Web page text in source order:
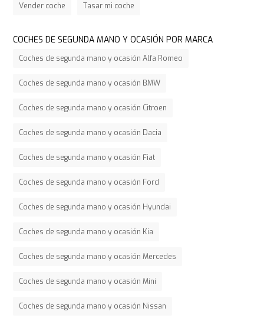
Vender coche Tasar mi coche
COCHES DE SEGUNDA MANO Y OCASIÓN POR MARCA
Coches de segunda mano y ocasión Alfa Romeo
Coches de segunda mano y ocasión BMW
Coches de segunda mano y ocasión Citroen
Coches de segunda mano y ocasión Dacia
Coches de segunda mano y ocasión Fiat
Coches de segunda mano y ocasión Ford
Coches de segunda mano y ocasión Hyundai
Coches de segunda mano y ocasión Kia
Coches de segunda mano y ocasión Mercedes
Coches de segunda mano y ocasión Mini
Coches de segunda mano y ocasión Nissan